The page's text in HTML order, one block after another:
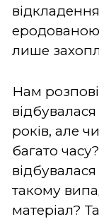
лише
Нам
років, але
багато
такому
матеріал?